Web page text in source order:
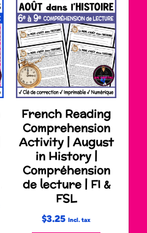
French Reading
Comprehension
Activity | August
in History |
Compréhension
de lecture | FI &
FSL
$3.25 Incl. tax